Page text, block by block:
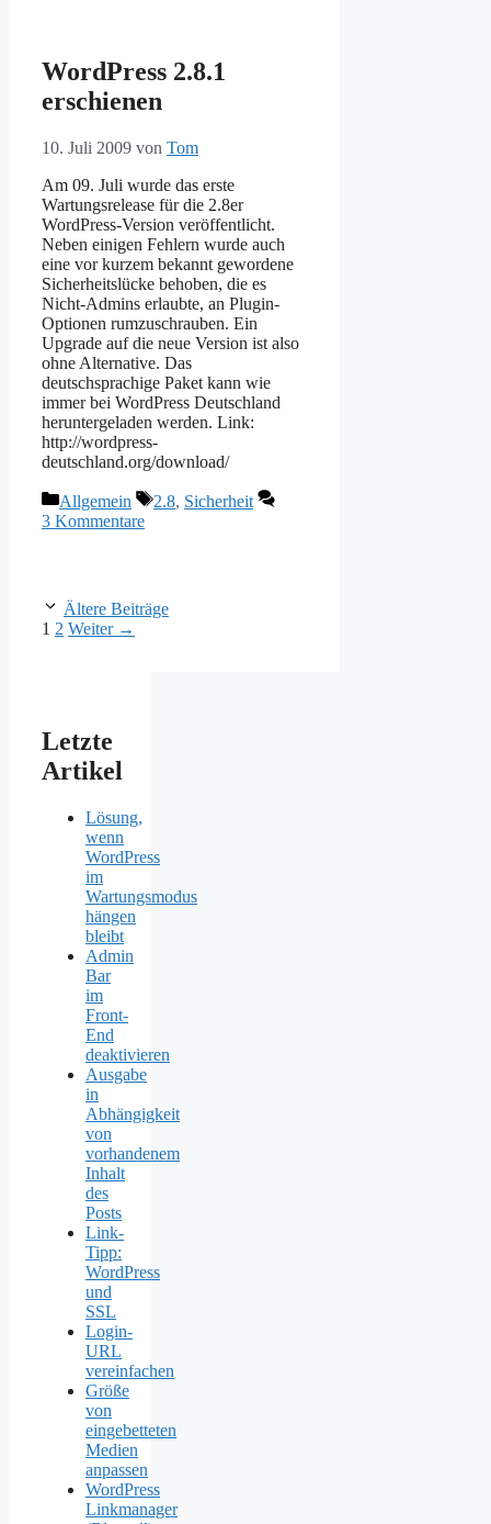
WordPress 2.8.1
erschienen
10. Juli 2009 von Tom
Am 09. Juli wurde das erste
Wartungsrelease für die 2.8er
WordPress-Version veröffentlicht.
Neben einigen Fehlern wurde auch
eine vor kurzem bekannt gewordene
Sicherheitslücke behoben, die es
Nicht-Admins erlaubte, an Plugin-
Optionen rumzuschrauben. Ein
Upgrade auf die neue Version ist also
ohne Alternative. Das
deutschsprachige Paket kann wie
immer bei WordPress Deutschland
heruntergeladen werden. Link:
http://wordpress-
deutschland.org/download/
Kategorien
Allgemein Schlagwörter
2.8, Sicherheit
3 Kommentare
Ältere Beiträge
Seite
1 Seite
2 Weiter →
Letzte
Artikel
Lösung,
wenn
WordPress
im
Wartungsmodus
hängen
bleibt
Admin
Bar
im
Front-
End
deaktivieren
Ausgabe
in
Abhängigkeit
von
vorhandenem
Inhalt
des
Posts
Link-
Tipp:
WordPress
und
SSL
Login-
URL
vereinfachen
Größe
von
eingebetteten
Medien
anpassen
WordPress
Linkmanager